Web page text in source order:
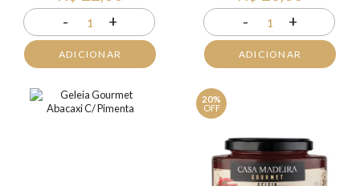
- 1 +
ADICIONAR
- 1 +
ADICIONAR
20%
OFF